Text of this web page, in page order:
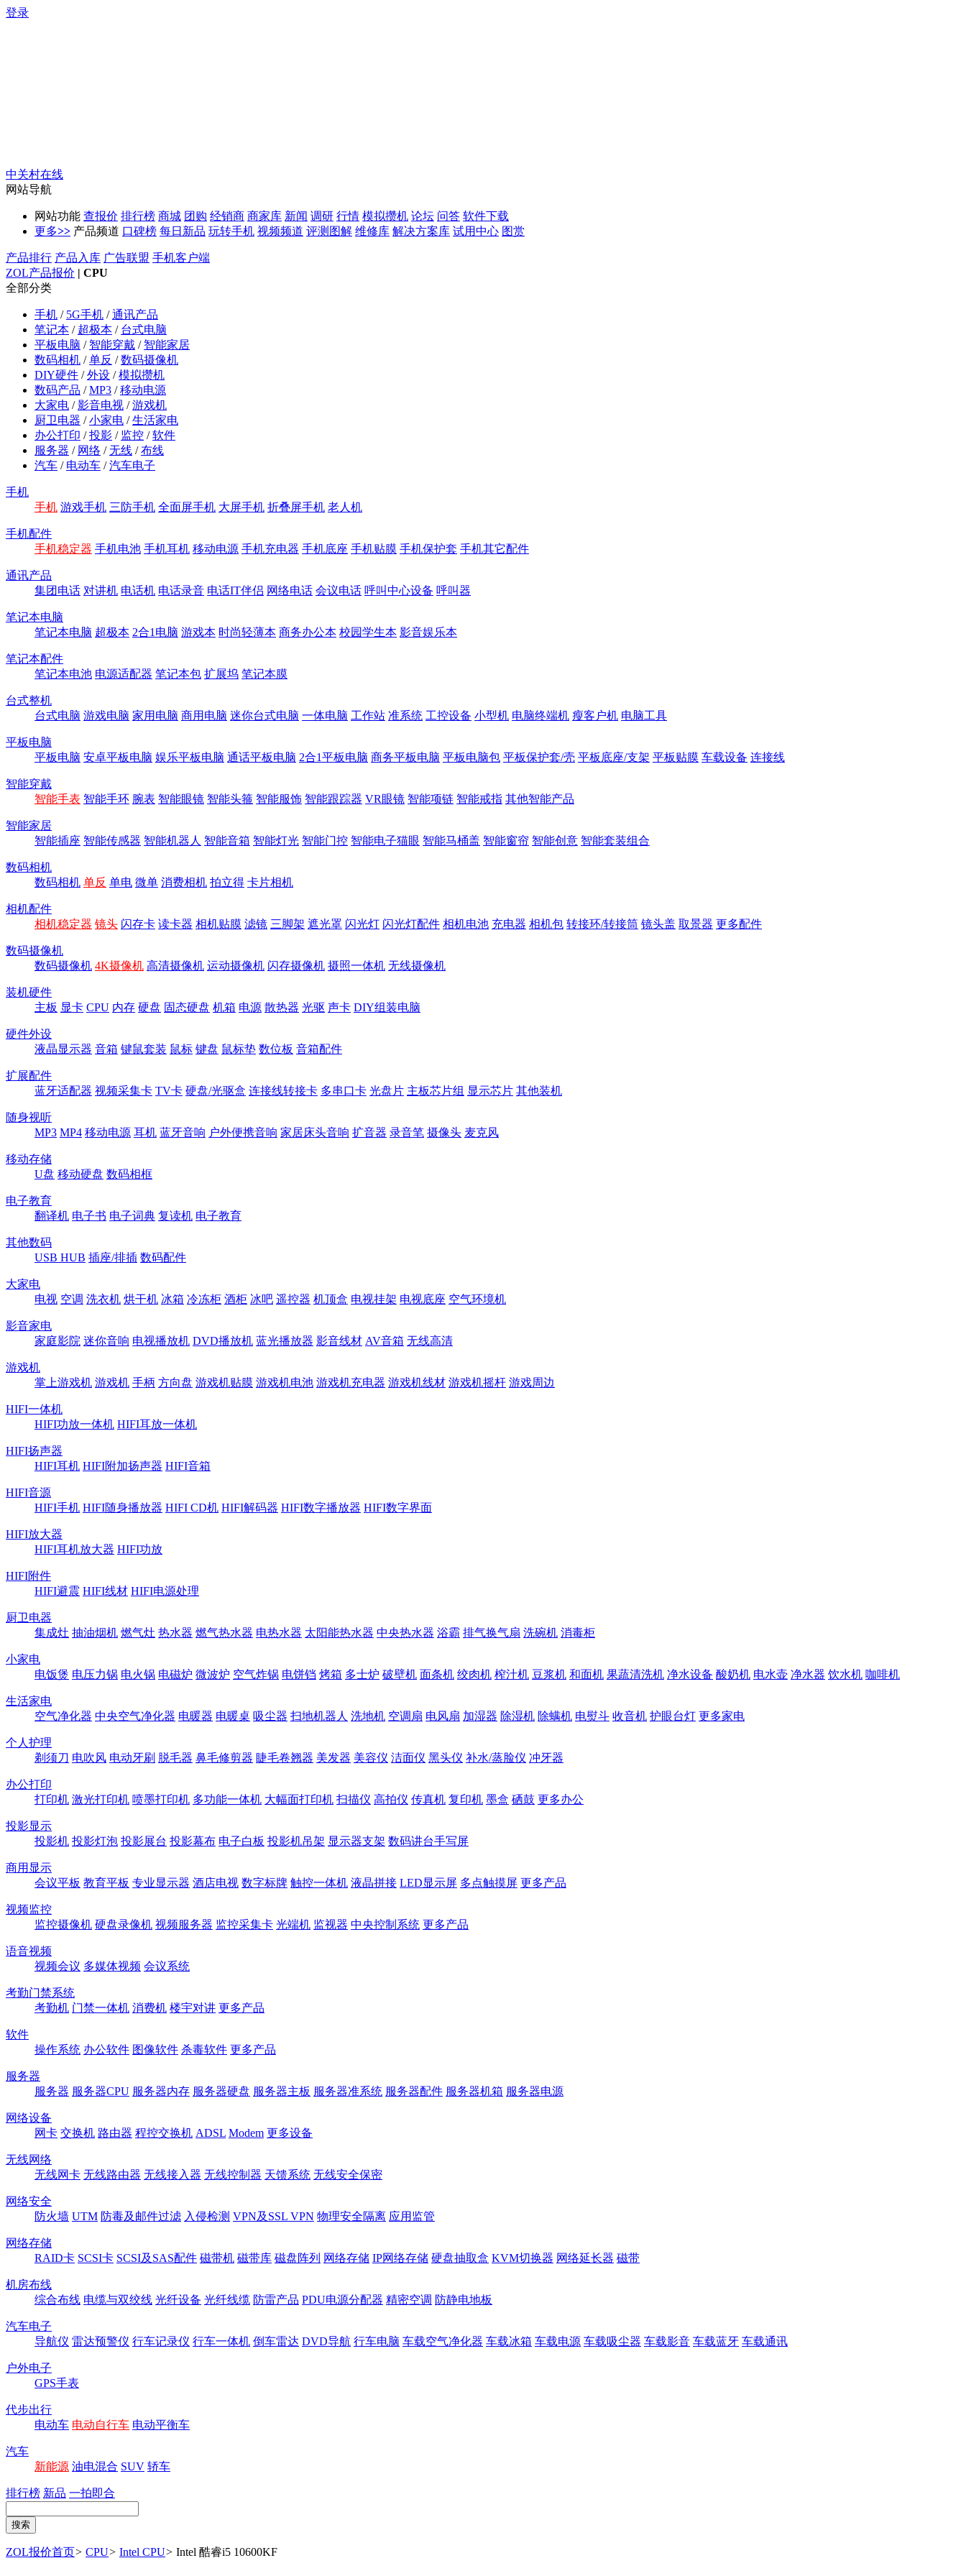
登录
中关村在线
网站导航
网站功能 查报价 排行榜 商城 团购 经销商 商家库 新闻 调研 行情 模拟攒机 论坛 问答 软件下载
更多>> 产品频道 口碑榜 每日新品 玩转手机 视频频道 评测图解 维修库 解决方案库 试用中心 图赏
产品排行 产品入库 广告联盟 手机客户端
ZOL产品报价 | CPU
全部分类
手机 / 5G手机 /通讯产品
笔记本 / 超极本 / 台式电脑
平板电脑 / 智能穿戴 / 智能家居
数码相机 /单反 /数码摄像机
DIY硬件 /外设 /模拟攒机
数码产品 /MP3 /移动电源
大家电 /影音电视 /游戏机
厨卫电器 /小家电 /生活家电
办公打印 /投影 / 监控 /软件
服务器 / 网络 /无线 /布线
汽车 / 电动车 /汽车电子
手机
手机 游戏手机 三防手机 全面屏手机 大屏手机 折叠屏手机 老人机
手机配件
手机稳定器 手机电池 手机耳机 移动电源 手机充电器 手机底座 手机贴膜 手机保护套 手机其它配件
通讯产品
集团电话 对讲机 电话机 电话录音 电话IT伴侣 网络电话 会议电话 呼叫中心设备 呼叫器
笔记本电脑
笔记本电脑 超极本 2合1电脑 游戏本 时尚轻薄本 商务办公本 校园学生本 影音娱乐本
笔记本配件
笔记本电池 电源适配器 笔记本包 扩展坞 笔记本膜
台式整机
台式电脑 游戏电脑 家用电脑 商用电脑 迷你台式电脑 一体电脑 工作站 准系统 工控设备 小型机 电脑终端机 瘦客户机 电脑工具
平板电脑
平板电脑 安卓平板电脑 娱乐平板电脑 通话平板电脑 2合1平板电脑 商务平板电脑 平板电脑包 平板保护套/壳 平板底座/支架 平板贴膜 车载设备 连接线
智能穿戴
智能手表 智能手环 腕表 智能眼镜 智能头箍 智能服饰 智能跟踪器 VR眼镜 智能项链 智能戒指 其他智能产品
智能家居
智能插座 智能传感器 智能机器人 智能音箱 智能灯光 智能门控 智能电子猫眼 智能马桶盖 智能窗帘 智能创意 智能套装组合
数码相机
数码相机 单反 单电 微单 消费相机 拍立得 卡片相机
相机配件
相机稳定器 镜头 闪存卡 读卡器 相机贴膜 滤镜 三脚架 遮光罩 闪光灯 闪光灯配件 相机电池 充电器 相机包 转接环/转接筒 镜头盖 取景器 更多配件
数码摄像机
数码摄像机 4K摄像机 高清摄像机 运动摄像机 闪存摄像机 摄照一体机 无线摄像机
装机硬件
主板 显卡 CPU 内存 硬盘 固态硬盘 机箱 电源 散热器 光驱 声卡 DIY组装电脑
硬件外设
液晶显示器 音箱 键鼠套装 鼠标 键盘 鼠标垫 数位板 音箱配件
扩展配件
蓝牙适配器 视频采集卡 TV卡 硬盘/光驱盒 连接线转接卡 多串口卡 光盘片 主板芯片组 显示芯片 其他装机
随身视听
MP3 MP4 移动电源 耳机 蓝牙音响 户外便携音响 家居床头音响 扩音器 录音笔 摄像头 麦克风
移动存储
U盘 移动硬盘 数码相框
电子教育
翻译机 电子书 电子词典 复读机 电子教育
其他数码
USB HUB 插座/排插 数码配件
大家电
电视 空调 洗衣机 烘干机 冰箱 冷冻柜 酒柜 冰吧 遥控器 机顶盒 电视挂架 电视底座 空气环境机
影音家电
家庭影院 迷你音响 电视播放机 DVD播放机 蓝光播放器 影音线材 AV音箱 无线高清
游戏机
掌上游戏机 游戏机 手柄 方向盘 游戏机贴膜 游戏机电池 游戏机充电器 游戏机线材 游戏机摇杆 游戏周边
HIFI一体机
HIFI功放一体机 HIFI耳放一体机
HIFI扬声器
HIFI耳机 HIFI附加扬声器 HIFI音箱
HIFI音源
HIFI手机 HIFI随身播放器 HIFI CD机 HIFI解码器 HIFI数字播放器 HIFI数字界面
HIFI放大器
HIFI耳机放大器 HIFI功放
HIFI附件
HIFI避震 HIFI线材 HIFI电源处理
厨卫电器
集成灶 抽油烟机 燃气灶 热水器 燃气热水器 电热水器 太阳能热水器 中央热水器 浴霸 排气换气扇 洗碗机 消毒柜
小家电
电饭煲 电压力锅 电火锅 电磁炉 微波炉 空气炸锅 电饼铛 烤箱 多士炉 破壁机 面条机 绞肉机 榨汁机 豆浆机 和面机 果蔬清洗机 净水设备 酸奶机 电水壶 净水器 饮水机 咖啡机
生活家电
空气净化器 中央空气净化器 电暖器 电暖桌 吸尘器 扫地机器人 洗地机 空调扇 电风扇 加湿器 除湿机 除螨机 电熨斗 收音机 护眼台灯 更多家电
个人护理
剃须刀 电吹风 电动牙刷 脱毛器 鼻毛修剪器 睫毛卷翘器 美发器 美容仪 洁面仪 黑头仪 补水/蒸脸仪 冲牙器
办公打印
打印机 激光打印机 喷墨打印机 多功能一体机 大幅面打印机 扫描仪 高拍仪 传真机 复印机 墨盒 硒鼓 更多办公
投影显示
投影机 投影灯泡 投影展台 投影幕布 电子白板 投影机吊架 显示器支架 数码讲台手写屏
商用显示
会议平板 教育平板 专业显示器 酒店电视 数字标牌 触控一体机 液晶拼接 LED显示屏 多点触摸屏 更多产品
视频监控
监控摄像机 硬盘录像机 视频服务器 监控采集卡 光端机 监视器 中央控制系统 更多产品
语音视频
视频会议 多媒体视频 会议系统
考勤门禁系统
考勤机 门禁一体机 消费机 楼宇对讲 更多产品
软件
操作系统 办公软件 图像软件 杀毒软件 更多产品
服务器
服务器 服务器CPU 服务器内存 服务器硬盘 服务器主板 服务器准系统 服务器配件 服务器机箱 服务器电源
网络设备
网卡 交换机 路由器 程控交换机 ADSL Modem 更多设备
无线网络
无线网卡 无线路由器 无线接入器 无线控制器 天馈系统 无线安全保密
网络安全
防火墙 UTM 防毒及邮件过滤 入侵检测 VPN及SSL VPN 物理安全隔离 应用监管
网络存储
RAID卡 SCSI卡 SCSI及SAS配件 磁带机 磁带库 磁盘阵列 网络存储 IP网络存储 硬盘抽取盒 KVM切换器 网络延长器 磁带
机房布线
综合布线 电缆与双绞线 光纤设备 光纤线缆 防雷产品 PDU电源分配器 精密空调 防静电地板
汽车电子
导航仪 雷达预警仪 行车记录仪 行车一体机 倒车雷达 DVD导航 行车电脑 车载空气净化器 车载冰箱 车载电源 车载吸尘器 车载影音 车载蓝牙 车载通讯
户外电子
GPS手表
代步出行
电动车 电动自行车 电动平衡车
汽车
新能源 油电混合 SUV 轿车
排行榜 新品 一拍即合
ZOL报价首页> CPU> Intel CPU> Intel 酷睿i5 10600KF